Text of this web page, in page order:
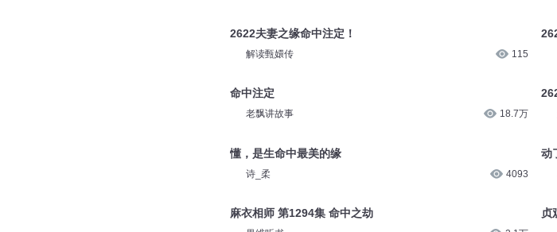
2622夫妻之缘命中注定！
解读甄嬛传 115
命中注定
老飘讲故事 18.7万
懂，是生命中最美的缘
诗_柔 4093
麻衣相师 第1294集 命中之劫
动
贞